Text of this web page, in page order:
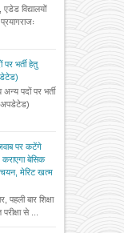
एडेड विद्यालयों
पर भर्ती हेतु
अन्य पदों पर भर्ती
अपडेटेड)
पर कटेंगे
कराएगा बेसिक
चयन, मेरिट खत्म
बार शिक्षा
से ...